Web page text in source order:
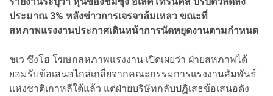
ประมาณ 3% หลังข่าวการเจรจาล้มเหลว ขณะที่
สหภาพแรงงานประกาศเดินหน้าการนัดหยุดงานตามกำหนด
ชเว ซึงโฮ โฆษกสหภาพแรงงาน เปิดเผยว่า ฝ่ายสหภาพได้
ยอมรับข้อเสนอไกล่เกลี่ยจากคณะกรรมการแรงงานสัมพันธ์
แห่งชาติเกาหลีใต้แล้ว แต่ฝ่ายบริษัทกลับปฏิเสธข้อเสนอดัง